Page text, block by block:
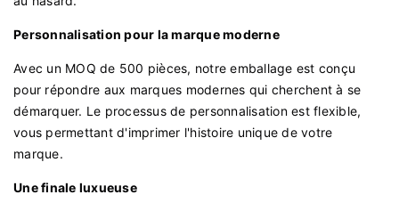
Personnalisation pour la marque moderne
Avec un MOQ de 500 pièces, notre emballage est conçu
pour répondre aux marques modernes qui cherchent à se
démarquer. Le processus de personnalisation est flexible,
vous permettant d'imprimer l'histoire unique de votre
marque.
Une finale luxueuse